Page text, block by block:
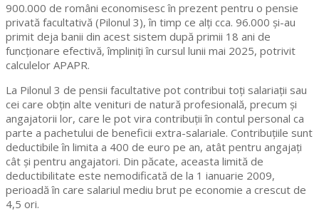
900.000 de români economisesc în prezent pentru o pensie
privată facultativă (Pilonul 3), în timp ce alți cca. 96.000 și-au
primit deja banii din acest sistem după primii 18 ani de
funcționare efectivă, împliniți în cursul lunii mai 2025, potrivit
calculelor APAPR.
La Pilonul 3 de pensii facultative pot contribui toți salariații sau
cei care obțin alte venituri de natură profesională, precum și
angajatorii lor, care le pot vira contribuții în contul personal ca
parte a pachetului de beneficii extra-salariale. Contribuțiile sunt
deductibile în limita a 400 de euro pe an, atât pentru angajați
cât și pentru angajatori. Din păcate, aceasta limită de
deductibilitate este nemodificată de la 1 ianuarie 2009,
perioadă în care salariul mediu brut pe economie a crescut de
4,5 ori.